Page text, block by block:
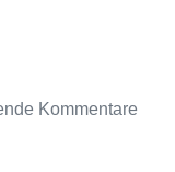
Kommentare